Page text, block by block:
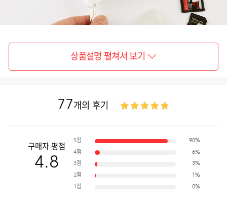
상품설명 펼쳐서 보기
77 개의 후기
구매자 평점
4.8
5점 90%
4점 6%
3점 3%
2점 1%
1점 0%